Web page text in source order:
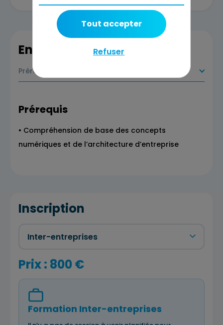
En savoir plus
Prérequis
Prérequis
• Compréhension de base des concepts
numériques et de l’architecture d’entreprise
Inscription
Prix : 800 €
Formation Inter-entreprises
Refuser
Tout accepter